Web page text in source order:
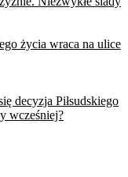
życia wraca na ulice
decyzja Piłsudskiego
wcześniej?